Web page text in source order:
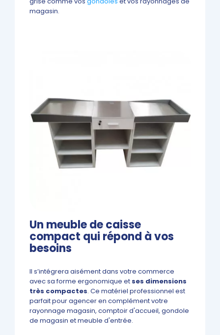
magasin.
Un meuble de caisse
compact qui répond à vos
besoins
Il s’intégrera aisément dans votre commerce
avec sa forme ergonomique et ses dimensions
très compactes. Ce matériel professionnel est
parfait pour agencer en complément votre
rayonnage magasin, comptoir d'accueil, gondole
de magasin et meuble d'entrée.